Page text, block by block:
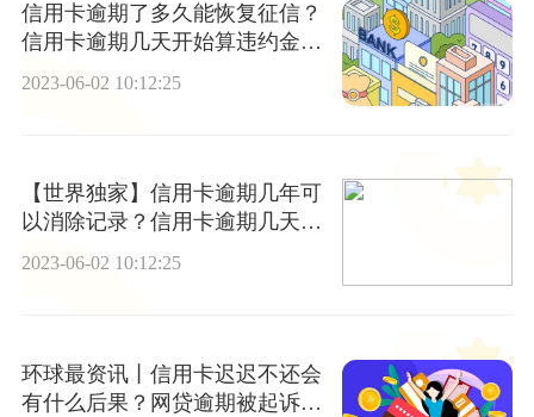
信用卡逾期了多久能恢复征信？
信用卡逾期几天开始算违约金和
利息？-全球报道
2023-06-02 10:12:25
【世界独家】信用卡逾期几年可
以消除记录？信用卡逾期几天不
算逾期？
2023-06-02 10:12:25
环球最资讯丨信用卡迟迟不还会
有什么后果？网贷逾期被起诉立